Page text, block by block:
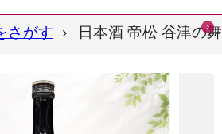
さがす 日本酒 帝松 谷津の